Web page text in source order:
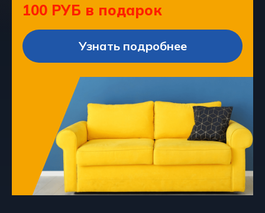
100 РУБ в подарок
Узнать подробнее